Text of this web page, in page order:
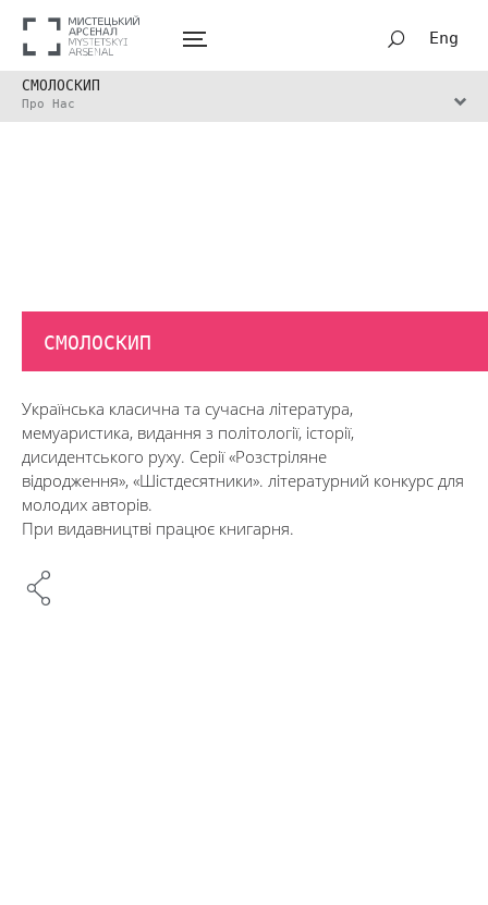
Eng
СМОЛОСКИП
Про Нас
СМОЛОСКИП
Українська класична та сучасна література,
мемуаристика, видання з політології, історії,
дисидентського руху. Серії «Розстріляне
відродження», «Шістдесятники». літературний конкурс для
молодих авторів.
При видавництві працює книгарня.